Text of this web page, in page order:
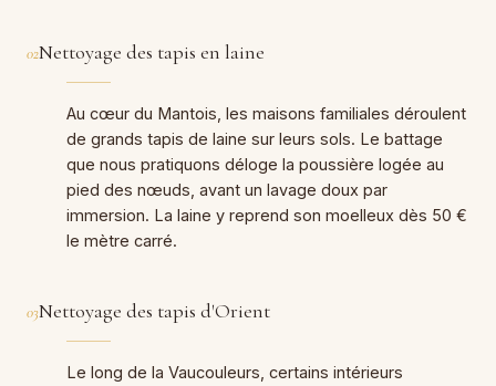
02Nettoyage des tapis en laine
Au cœur du Mantois, les maisons familiales déroulent
de grands tapis de laine sur leurs sols. Le battage
que nous pratiquons déloge la poussière logée au
pied des nœuds, avant un lavage doux par
immersion. La laine y reprend son moelleux dès 50 €
le mètre carré.
03Nettoyage des tapis d'Orient
Le long de la Vaucouleurs, certains intérieurs